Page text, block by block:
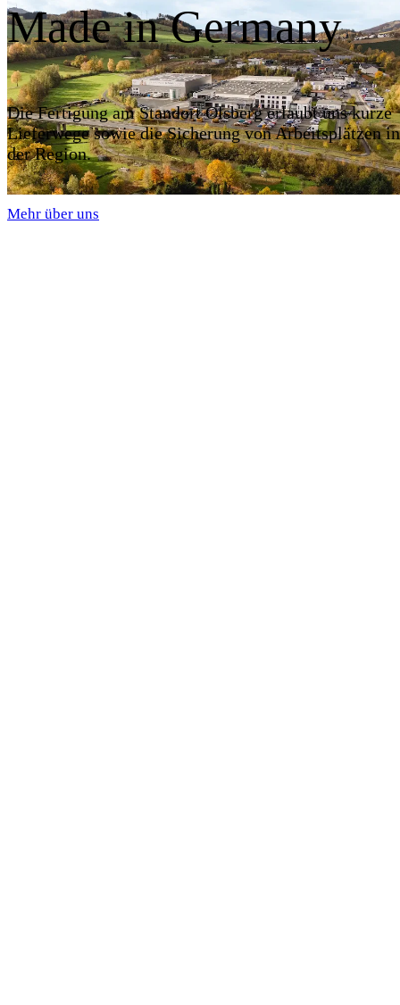
Made in Germany
Die Fertigung am Standort Olsberg erlaubt uns kurze
Lieferwege sowie die Sicherung von Arbeitsplätzen in
der Region.
Mehr über uns